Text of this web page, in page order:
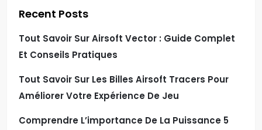
Recent Posts
Tout Savoir Sur Airsoft Vector : Guide Complet
Et Conseils Pratiques
Tout Savoir Sur Les Billes Airsoft Tracers Pour
Améliorer Votre Expérience De Jeu
Comprendre L’importance De La Puissance 5